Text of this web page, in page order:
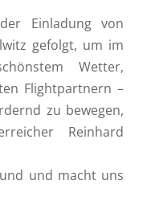
Einladung von
gefolgt, um im
Wetter,
Flightpartnern –
zu bewegen,
Reinhard
und macht uns